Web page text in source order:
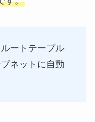
ートテーブル
ネットに自動